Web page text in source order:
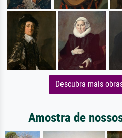
Descubra mais
Amostra de